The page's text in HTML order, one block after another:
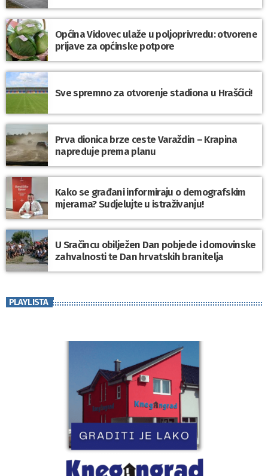
Općina Vidovec ulaže u poljoprivredu: otvorene
prijave za općinske potpore
Sve spremno za otvorenje stadiona u Hrašćici!
Prva dionica brze ceste Varaždin – Krapina
napreduje prema planu
Kako se građani informiraju o demografskim
mjerama? Sudjelujte u istraživanju!
U Sračincu obilježen Dan pobjede i domovinske
zahvalnosti te Dan hrvatskih branitelja
PLAYLISTA